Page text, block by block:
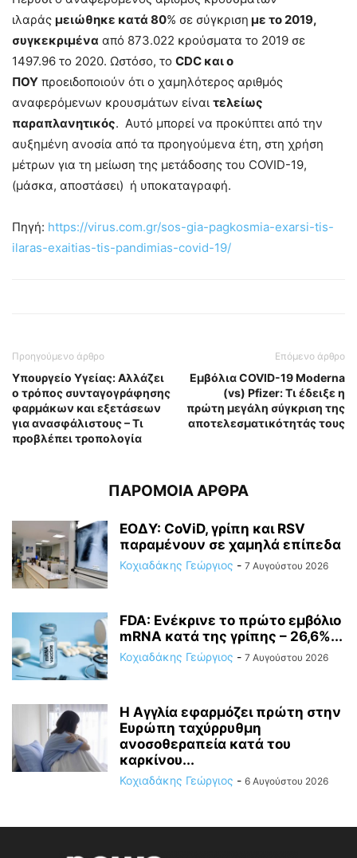
ιλαράς μειώθηκε κατά 80% σε σύγκριση με το 2019,
συγκεκριμένα από 873.022 κρούσματα το 2019 σε
1497.96 το 2020. Ωστόσο, το CDC και ο
ΠΟΥ προειδοποιούν ότι ο χαμηλότερος αριθμός
αναφερόμενων κρουσμάτων είναι τελείως
παραπλανητικός. Αυτό μπορεί να προκύπτει από την
αυξημένη ανοσία από τα προηγούμενα έτη, στη χρήση
μέτρων για τη μείωση της μετάδοσης του COVID-19,
(μάσκα, αποστάσει) ή υποκαταγραφή.
Πηγή: https://virus.com.gr/sos-gia-pagkosmia-exarsi-tis-
ilaras-exaitias-tis-pandimias-covid-19/
Προηγούμενο άρθρο
Υπουργείο Υγείας: Αλλάζει
ο τρόπος συνταγογράφησης
φαρμάκων και εξετάσεων
για ανασφάλιστους – Τι
προβλέπει τροπολογία
Επόμενο άρθρο
Εμβόλια COVID-19 Moderna
(vs) Pfizer: Τι έδειξε η
πρώτη μεγάλη σύγκριση της
αποτελεσματικότητάς τους
ΠΑΡΟΜΟΙΑ ΑΡΘΡΑ
ΕΟΔΥ: CoViD, γρίπη και RSV
παραμένουν σε χαμηλά επίπεδα
Κοχιαδάκης Γεώργιος - 7 Αυγούστου 2026
FDA: Ενέκρινε το πρώτο εμβόλιο
mRNA κατά της γρίπης – 26,6%...
Κοχιαδάκης Γεώργιος - 7 Αυγούστου 2026
Η Αγγλία εφαρμόζει πρώτη στην
Ευρώπη ταχύρρυθμη
ανοσοθεραπεία κατά του
καρκίνου...
Κοχιαδάκης Γεώργιος - 6 Αυγούστου 2026